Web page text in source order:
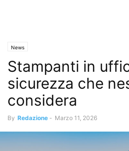
News
Stampanti in
sicurezza che
considera
By Redazione - Marzo 11, 2026